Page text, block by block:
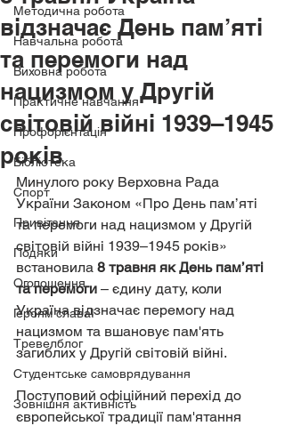
Методична робота
Навчальна робота
Виховна робота
Практичне навчання
Профорієнтація
Бібліотека
Спорт
Привітання
Подяки
Оголошення
Героям слава!
Тревелблог
Студентське самоврядування
Зовнішня активність
відзначає День пам’яті
та перемоги над
нацизмом у Другій
світовій війні 1939–1945
років
Минулого року Верховна Рада
України Законом «Про День пам’яті
та перемоги над нацизмом у Другій
світовій війні 1939–1945 років»
встановила 8 травня як День пам’яті
та перемоги – єдину дату, коли
Україна відзначає перемогу над
нацизмом та вшановує пам'ять
загиблих у Другій світовій війні.
Поступовий офіційний перехід до
європейської традиції пам'ятання